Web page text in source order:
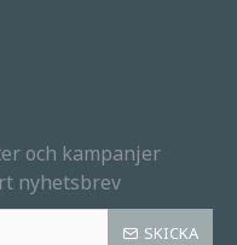
och kampanjer
nyhetsbrev
SKICKA